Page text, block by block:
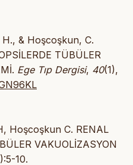
& Hoşcoşkun, C.
TÜBÜLER
Ege Tıp Dergisi, 40(1),
Hoşcoşkun C. RENAL
VAKUOLİZASYON
10.